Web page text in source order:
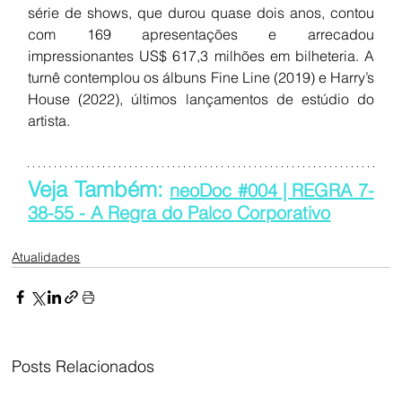
série de shows, que durou quase dois anos, contou
com 169 apresentações e arrecadou
impressionantes US$ 617,3 milhões em bilheteria. A
turnê contemplou os álbuns Fine Line (2019) e Harry’s
House (2022), últimos lançamentos de estúdio do
artista.
Veja Também: neoDoc #004 | REGRA 7-
38-55 - A Regra do Palco Corporativo
Atualidades
Posts Relacionados